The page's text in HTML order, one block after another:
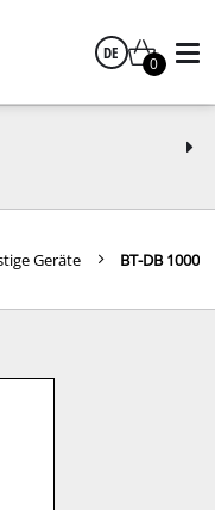
DE
0
Geräte BT-DB 1000